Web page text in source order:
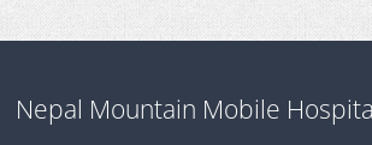
Nepal Mountain Mobile